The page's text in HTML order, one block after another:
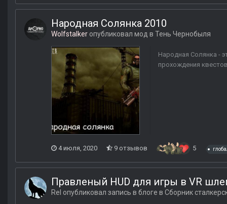
Народная Солянка 2010
Wolfstalker опубликовал мод в Тень Чернобыля
Народная Солянка -
прохождения
4 июля, 2020 9 отзывов 5
Правленый HUD для игры в VR
Rel опубликовал запись в блоге в Сборник